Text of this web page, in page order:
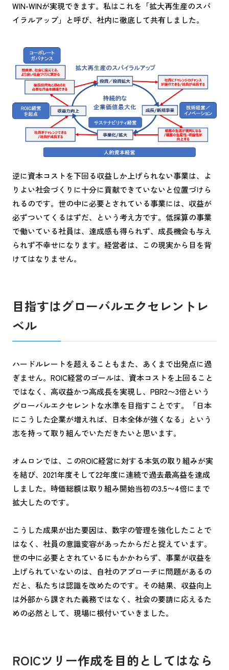
WIN-WINが実現できます。私はこれを「拡大再生産のスパ
イラルアップ」と呼び、社内に徹底して共有しました。
逆に資本コストを下回る収益しか上げられない事業は、よ
りよい社会づくりに十分に貢献できていないと位置づけら
れるのです。世の中に必要とされている事業には、収益が
必ずついてくるはずだ、という考え方です。低採算の事業
で働いている社員は、達成感も得られず、成長機会も与え
られず不幸せになります。経営者は、この現実から目を背
けてはなりません。
目指すはグローバルエクセレントレ
ベル
ハードルレートを超えることもまた、あくまで出発点に過
ぎません。ROIC経営のゴールは、資本コストを上回ること
ではなく、高収益かつ高成長を実現し、PBR2〜3倍という
グローバルエクセレントな水準を目指すことです。「日本
にこうした企業が増えれば、日本全体が強くなる」という
志を持って取り組んでいただきたいと思います。
オムロンでは、このROIC経営に対する本気の取り組みが実
を結び、2021年度そして22年度に連続で過去最高益を達成
しました。時価総額は取り組み開始当初の3.5〜4倍にまで
拡大したのです。
こうした成果が出た要因は、数字の管理を強化したことで
はなく、社員の意識変容があったからだと捉えています。
世の中に必要とされているにもかかわらず、事業が収益を
上げられていないのは、自社のアプローチに問題があるの
だと、私たちは認識を改めたのです。その結果、収益向上
は外部から課された義務ではなく、社会の要請に応えるた
めの必然として、現場に根付いていきました。
ROICツリー作成を目的としてはなら